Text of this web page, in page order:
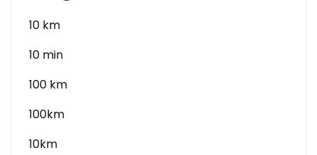
10 km
10 min
100 km
100km
10km